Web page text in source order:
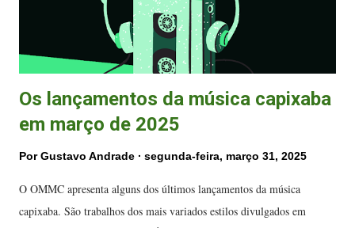
Os lançamentos da música capixaba
em março de 2025
PorGustavo Andrade segunda-feira, março 31, 2025
O OMMC apresenta alguns dos últimos lançamentos da música
capixaba. São trabalhos dos mais variados estilos divulgados em